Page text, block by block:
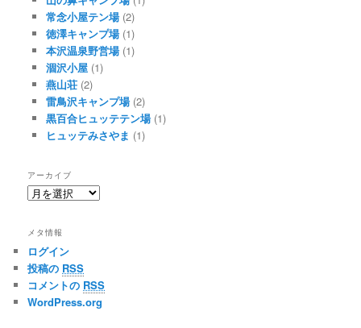
常念小屋テン場(2)
徳澤キャンプ場(1)
本沢温泉野営場(1)
涸沢小屋(1)
燕山荘(2)
雷鳥沢キャンプ場(2)
黒百合ヒュッテテン場(1)
ヒュッテみさやま (1)
アーカイブ
ア
イ
ブ
メタ情報
ログイン
投稿の RSS
コメントの RSS
WordPress.org